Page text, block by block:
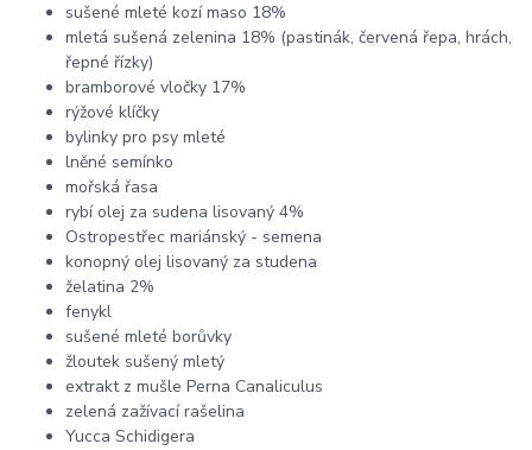
sušené mleté kozí maso 18%
mletá sušená zelenina 18% (pastinák, červená řepa, hrách,
řepné řízky)
bramborové vločky 17%
rýžové klíčky
bylinky pro psy mleté
lněné semínko
mořská řasa
rybí olej za sudena lisovaný 4%
Ostropestřec mariánský - semena
konopný olej lisovaný za studena
želatina 2%
fenykl
sušené mleté borůvky
žloutek sušený mletý
extrakt z mušle Perna Canaliculus
zelená zažívací rašelina
Yucca Schidigera